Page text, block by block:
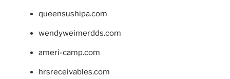
queensushipa.com
wendyweimerdds.com
ameri-camp.com
hrsreceivables.com